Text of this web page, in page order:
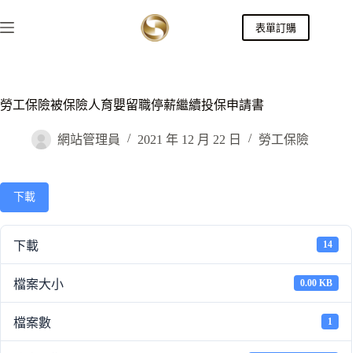
至
容
表單訂購
勞工保險被保險人育嬰留職停薪繼續投保申請書
網站管理員 2021 年 12 月 22 日 勞工保險
下載
下載 14
檔案大小 0.00 KB
檔案數 1